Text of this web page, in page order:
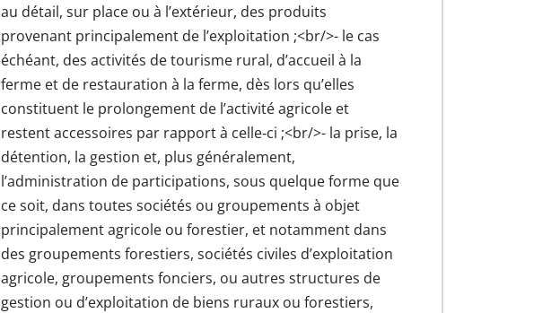
au détail, sur place ou à l’extérieur, des produits
provenant principalement de l’exploitation ;<br/>- le cas
échéant, des activités de tourisme rural, d’accueil à la
ferme et de restauration à la ferme, dès lors qu’elles
constituent le prolongement de l’activité agricole et
restent accessoires par rapport à celle‑ci ;<br/>- la prise, la
détention, la gestion et, plus généralement,
l’administration de participations, sous quelque forme que
ce soit, dans toutes sociétés ou groupements à objet
principalement agricole ou forestier, et notamment dans
des groupements forestiers, sociétés civiles d’exploitation
agricole, groupements fonciers, ou autres structures de
gestion ou d’exploitation de biens ruraux ou forestiers,